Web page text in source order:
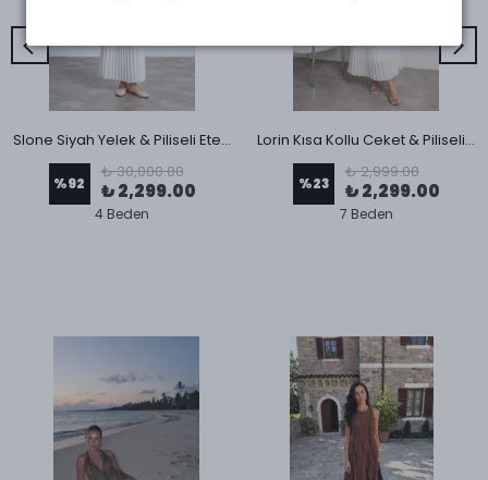
Slone Siyah Yelek & Piliseli Etek Takım
%92
₺ 30,000.00
₺ 2,299.00
4 Beden
Lorin Kısa Kollu Ceket & Piliseli Etek Takım Pembe
%23
₺ 2,999.00
₺ 2,299.00
7 Beden